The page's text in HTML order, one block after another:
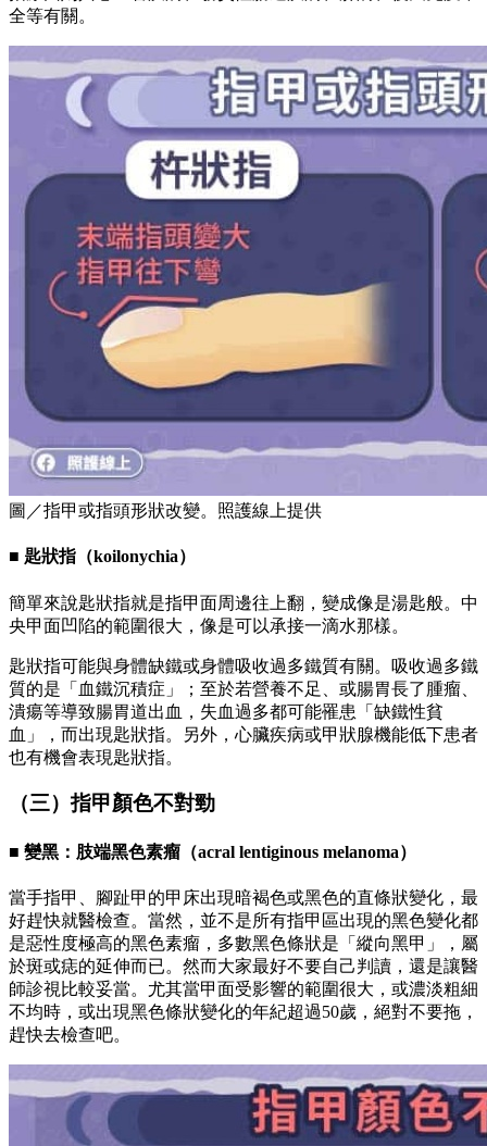
全等有關。
圖／指甲或指頭形狀改變。照護線上提供
■ 匙狀指（koilonychia）
簡單來說匙狀指就是指甲面周邊往上翻，變成像是湯匙般。中
央甲面凹陷的範圍很大，像是可以承接一滴水那樣。
匙狀指可能與身體缺鐵或身體吸收過多鐵質有關。吸收過多鐵
質的是「血鐵沉積症」；至於若營養不足、或腸胃長了腫瘤、
潰瘍等導致腸胃道出血，失血過多都可能罹患「缺鐵性貧
血」，而出現匙狀指。另外，心臟疾病或甲狀腺機能低下患者
也有機會表現匙狀指。
（三）指甲顏色不對勁
■ 變黑：肢端黑色素瘤（acral lentiginous melanoma）
當手指甲、腳趾甲的甲床出現暗褐色或黑色的直條狀變化，最
好趕快就醫檢查。當然，並不是所有指甲區出現的黑色變化都
是惡性度極高的黑色素瘤，多數黑色條狀是「縱向黑甲」，屬
於斑或痣的延伸而已。然而大家最好不要自己判讀，還是讓醫
師診視比較妥當。尤其當甲面受影響的範圍很大，或濃淡粗細
不均時，或出現黑色條狀變化的年紀超過50歲，絕對不要拖，
趕快去檢查吧。